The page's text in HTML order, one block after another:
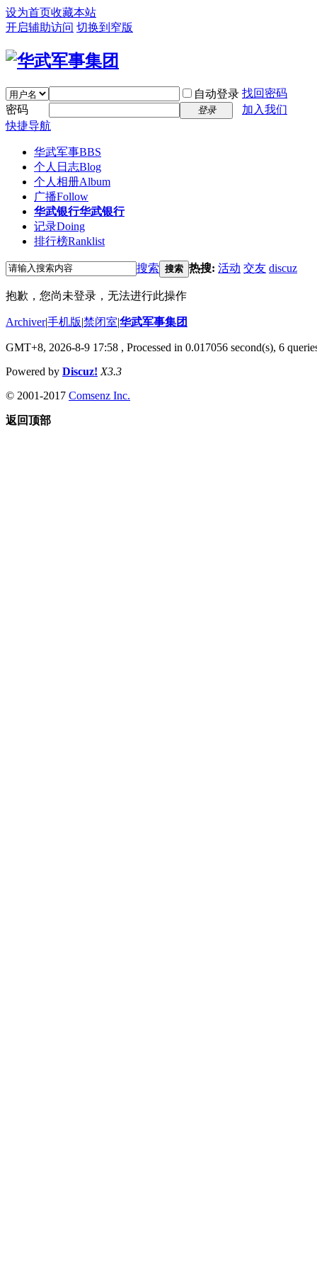
设为首页收藏本站
开启辅助访问 切换到窄版
自动登录 找回密码
密码
登录
加入我们
快捷导航
华武军事BBS
个人日志Blog
个人相册Album
广播Follow
华武银行华武银行
记录Doing
排行榜Ranklist
搜索 搜索 热搜: 活动 交友 discuz
抱歉，您尚未登录，无法进行此操作
Archiver|手机版|禁闭室|华武军事集团
GMT+8, 2026-8-9 17:58 , Processed in 0.017056 second(s), 6
Powered by Discuz! X3.3
© 2001-2017 Comsenz Inc.
返回顶部